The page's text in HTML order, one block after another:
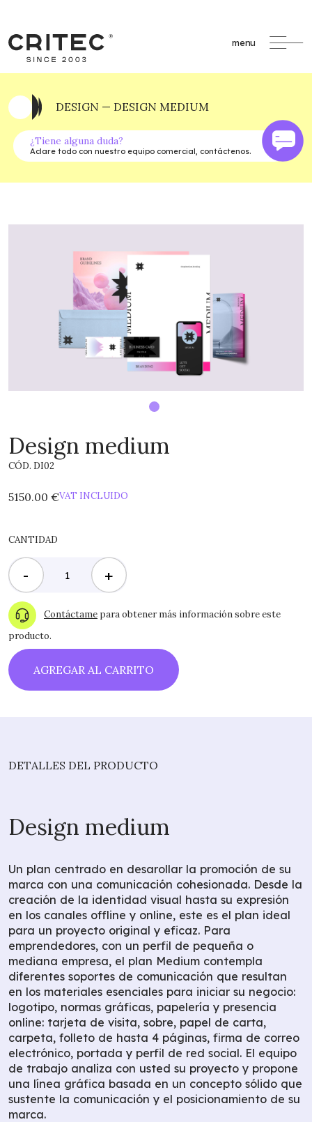
menu
DESIGN — DESIGN MEDIUM
¿Tiene alguna duda?
Aclare todo con nuestro equipo comercial, contáctenos.
Design medium
CÓD. DI02
5150.00 €VAT INCLUIDO
CANTIDAD
- +
Contáctame para obtener más información sobre este
producto.
AGREGAR AL CARRITO
DETALLES DEL PRODUCTO
Design medium
Un plan centrado en desarollar la promoción de su
marca con una comunicación cohesionada. Desde la
creación de la identidad visual hasta su expresión
en los canales offline y online, este es el plan ideal
para un proyecto original y eficaz. Para
emprendedores, con un perfil de pequeña o
mediana empresa, el plan Medium contempla
diferentes soportes de comunicación que resultan
en los materiales esenciales para iniciar su negocio:
logotipo, normas gráficas, papelería y presencia
online: tarjeta de visita, sobre, papel de carta,
carpeta, folleto de hasta 4 páginas, firma de correo
electrónico, portada y perfil de red social. El equipo
de trabajo analiza con usted su proyecto y propone
una línea gráfica basada en un concepto sólido que
sustente la comunicación y el posicionamiento de su
marca.